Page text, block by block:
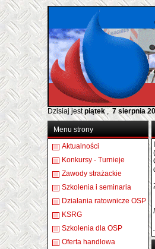
Dzisiaj jestpiątek,7 sierpnia
Menu strony
Aktualności
Konkursy - Turnieje
Zawody strażackie
Szkolenia i seminaria
Działania ratownicze OSP
KSRG
Szkolenia dla OSP
Oferta handlowa